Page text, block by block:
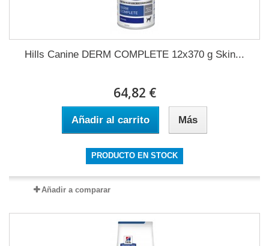
Hills Canine DERM COMPLETE 12x370 g Skin...
64,82 €
Añadir al carrito Más
PRODUCTO EN STOCK
Añadir a comparar